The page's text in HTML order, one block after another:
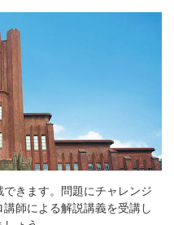
きます。問題にチャレンジ
師による解説講義を受講し